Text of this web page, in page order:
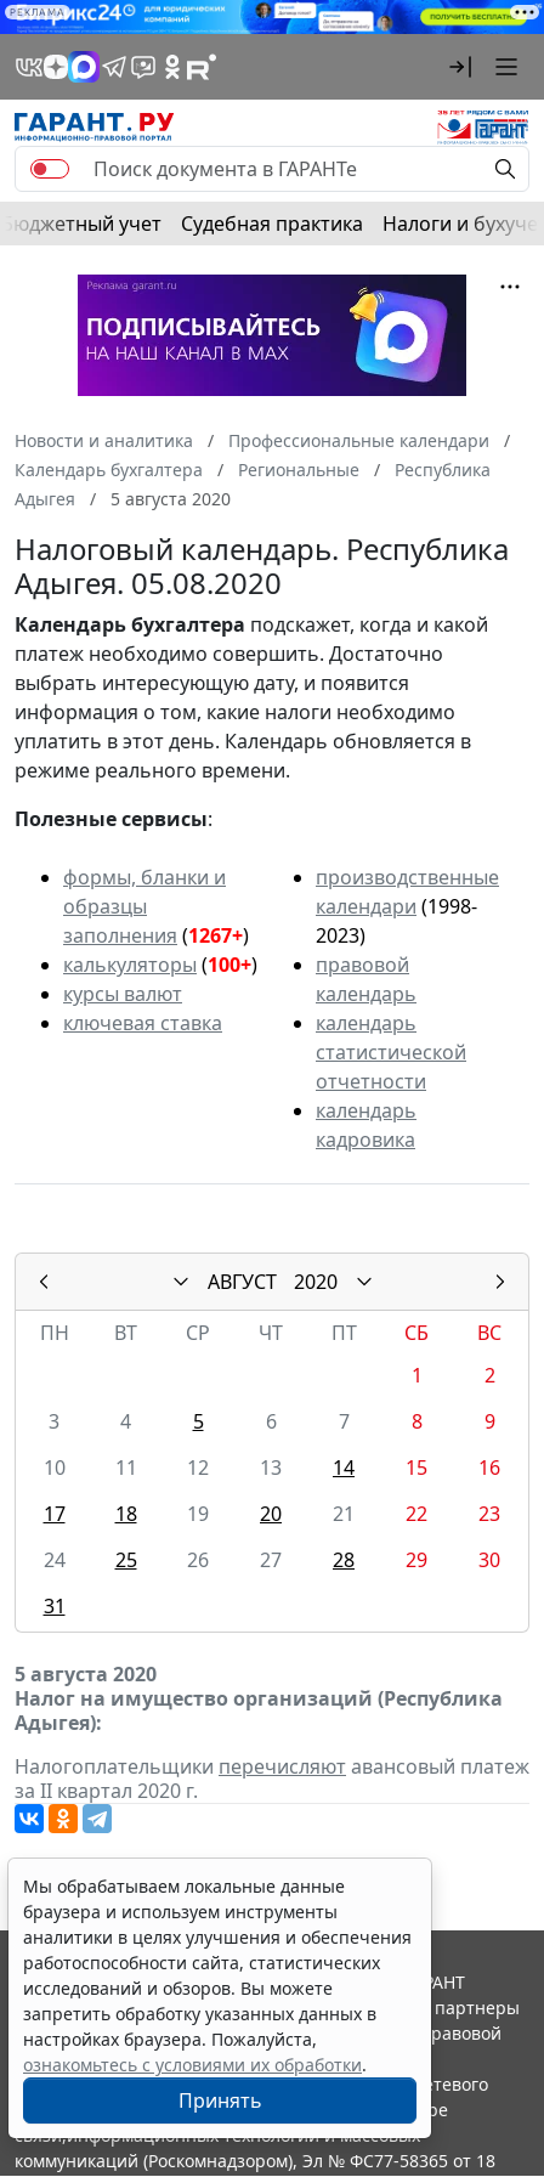
РЕКЛАМА
Бюджетный учет Судебная практика Налоги и
Новости и аналитика
Профессиональные календари
Календарь бухгалтера
Региональные
Республика
Адыгея
5 августа 2020
Налоговый календарь. Республика
Адыгея. 05.08.2020
Календарьбухгалтера подскажет, когда и какой
платеж необходимо совершить. Достаточно
выбрать интересующую дату, и появится
информация о том, какие налоги необходимо
уплатить в этот день. Календарь обновляется в
режиме реального времени.
Полезные сервисы:
формы, бланки и
образцы
заполнения (1267+)
калькуляторы (100+)
курсы валют
ключевая ставка
производственные
календари (1998-
2023)
правовой
календарь
календарь
статистической
отчетности
календарь
кадровика
АВГУСТ
2020
ПН
ВТ СР ЧТ ПТ СБ
ВС
1
2
3
4 5 6 7 8
9
10
11 12 13 14 15
16
17
18 19 20 21 22
23
24
25 26 27 28 29
30
31
5 августа 2020
Налог на имущество организаций (Республика
Адыгея):
Налогоплательщики перечисляютавансовый платеж
за II квартал 2020 г.
Мы обрабатываем локальные данные
браузера и используем инструменты
аналитики в целях улучшения и обеспечения
работоспособности сайта, статистических
исследований и обзоров. Вы можете
запретить обработку указанных данных в
настройках браузера. Пожалуйста,
ознакомьтесь с условиями их обработки.
Принять
© ООО "НПП "ГАРАНТ-СЕРВИС", 2026. Система ГАРАНТ
выпускается с 1990 года. Компания "Гарант" и ее партнеры
являются участниками Российской ассоциации правовой
информации ГАРАНТ.
Портал ГАРАНТ.РУ зарегистрирован в качестве сетевого
издания Федеральной службой по надзору в сфере
связи,информационных технологий и массовых
коммуникаций (Роскомнадзором), Эл № ФС77-58365 от 18